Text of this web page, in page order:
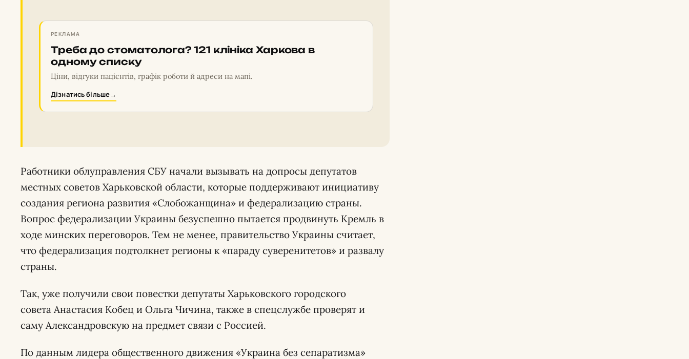
РЕКЛАМА
Треба до стоматолога? 121 клініка Харкова в
одному списку
Ціни, відгуки пацієнтів, графік роботи й адреси на мапі.
Дізнатись більше→
Работники облуправления СБУ начали вызывать на допросы депутатов
местных советов Харьковской области, которые поддерживают инициативу
создания региона развития «Слобожанщина» и федерализацию страны.
Вопрос федерализации Украины безуспешно пытается продвинуть Кремль в
ходе минских переговоров. Тем не менее, правительство Украины считает,
что федерализация подтолкнет регионы к «параду суверенитетов» и развалу
страны.
Так, уже получили свои повестки депутаты Харьковского городского
совета Анастасия Кобец и Ольга Чичина, также в спецслужбе проверят и
саму Александровскую на предмет связи с Россией.
По данным лидера общественного движения «Украина без сепаратизма»